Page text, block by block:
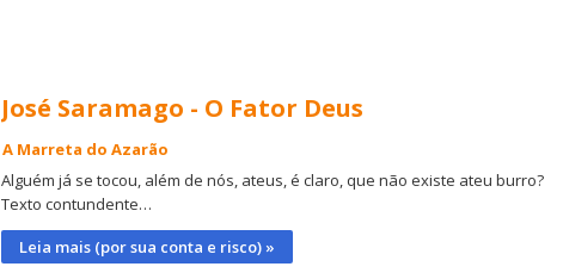
José Saramago - O Fator Deus
A Marreta do Azarão
Alguém já se tocou, além de nós, ateus, é claro, que não existe ateu burro?
Texto contundente…
Leia mais (por sua conta e risco) »